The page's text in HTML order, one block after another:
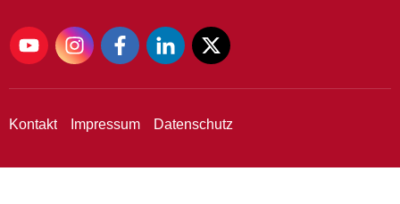
Kontakt Impressum Datenschutz